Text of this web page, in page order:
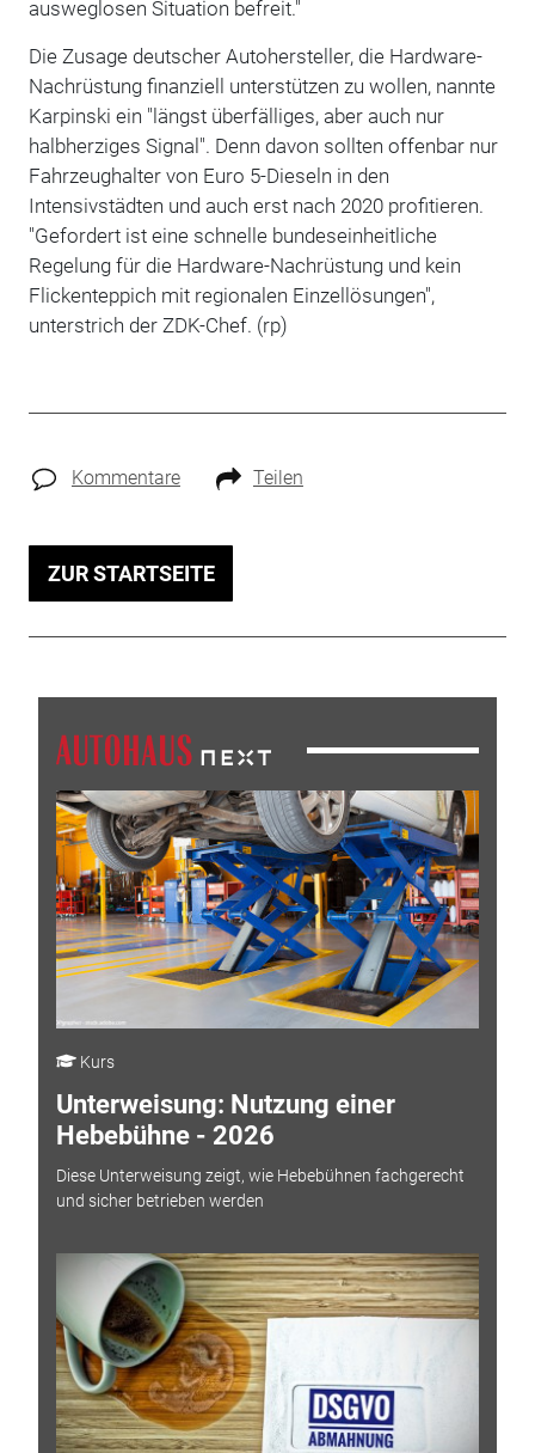
ausweglosen Situation befreit."
Die Zusage deutscher Autohersteller, die Hardware-
Nachrüstung finanziell unterstützen zu wollen, nannte
Karpinski ein "längst überfälliges, aber auch nur
halbherziges Signal". Denn davon sollten offenbar nur
Fahrzeughalter von Euro 5-Dieseln in den
Intensivstädten und auch erst nach 2020 profitieren.
"Gefordert ist eine schnelle bundeseinheitliche
Regelung für die Hardware-Nachrüstung und kein
Flickenteppich mit regionalen Einzellösungen",
unterstrich der ZDK-Chef. (rp)
Kommentare Teilen
ZUR STARTSEITE
Kurs
Unterweisung: Nutzung einer
Hebebühne - 2026
Diese Unterweisung zeigt, wie Hebebühnen fachgerecht
und sicher betrieben werden